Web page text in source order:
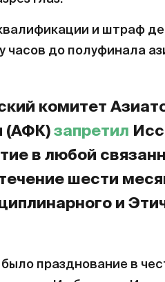
и штраф
часов до полуфинала
комитет
(АФК) запретил
в любой
шести
и
празднование в